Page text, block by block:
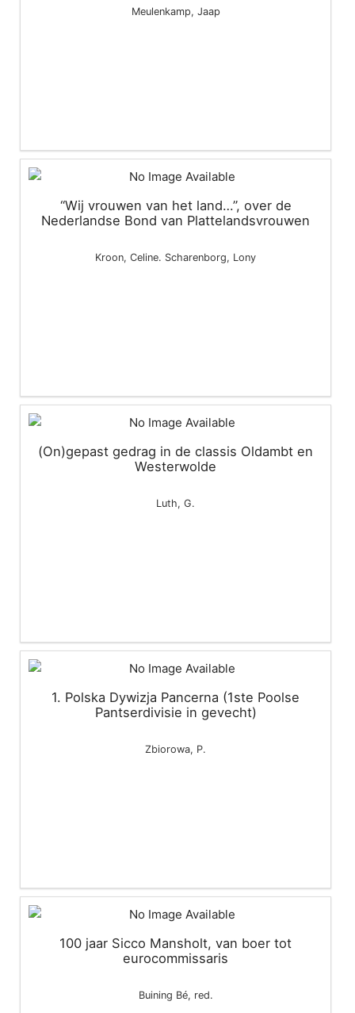
Meulenkamp, Jaap
“Wij vrouwen van het land…”, over de
Nederlandse Bond van Plattelandsvrouwen
Kroon, Celine. Scharenborg, Lony
(On)gepast gedrag in de classis Oldambt en
Westerwolde
Luth, G.
1. Polska Dywizja Pancerna (1ste Poolse
Pantserdivisie in gevecht)
Zbiorowa, P.
100 jaar Sicco Mansholt, van boer tot
eurocommissaris
Buining Bé, red.